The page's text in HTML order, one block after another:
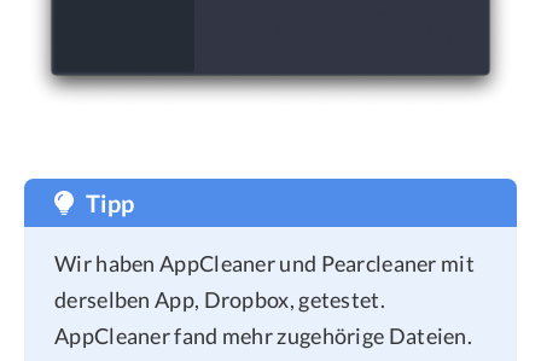
Tipp
Wir haben AppCleaner und Pearcleaner mit
derselben App, Dropbox, getestet.
AppCleaner fand mehr zugehörige Dateien.